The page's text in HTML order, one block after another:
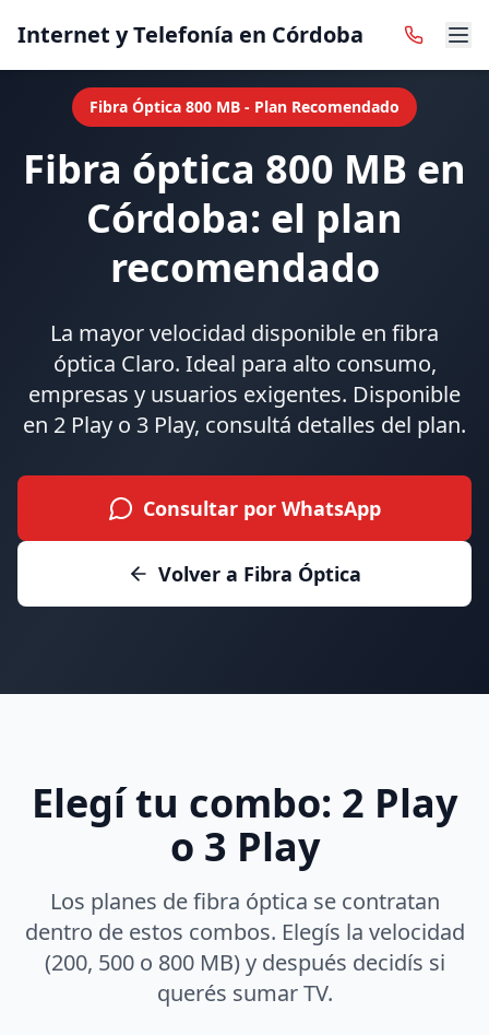
Internet y Telefonía en Córdoba
Fibra Óptica 800 MB - Plan Recomendado
Fibra óptica 800 MB en
Córdoba: el plan
recomendado
La mayor velocidad disponible en fibra
óptica Claro. Ideal para alto consumo,
empresas y usuarios exigentes. Disponible
en 2 Play o 3 Play, consultá detalles del plan.
Consultar por WhatsApp
Volver a Fibra Óptica
Elegí tu combo: 2 Play
o 3 Play
Los planes de fibra óptica se contratan
dentro de estos combos. Elegís la velocidad
(200, 500 o 800 MB) y después decidís si
querés sumar TV.